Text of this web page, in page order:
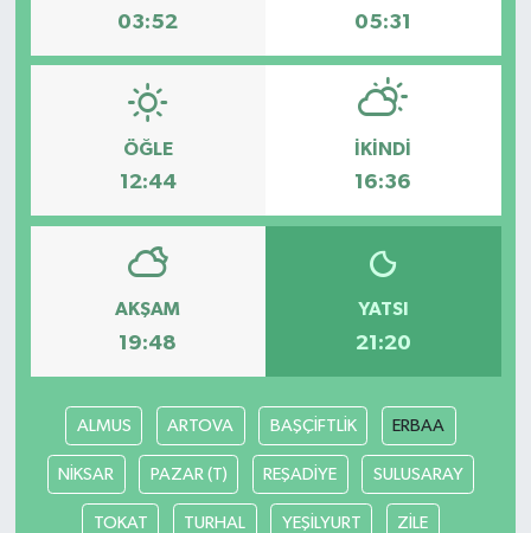
03:52 05:31
ÖĞLE
12:44
İKINDI
16:36
AKŞAM
19:48
YATSI
21:20
ALMUS ARTOVA BAŞÇİFTLİK ERBAA
NİKSAR PAZAR (T) REŞADİYE SULUSARAY
TOKAT TURHAL YEŞİLYURT ZİLE